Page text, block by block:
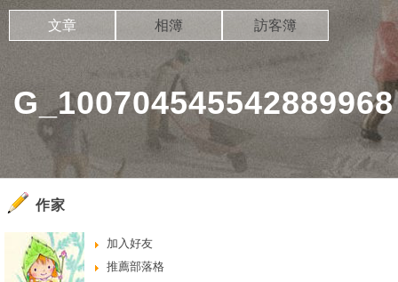
文章 相簿 訪客簿
作家
加入好友
推薦部落格